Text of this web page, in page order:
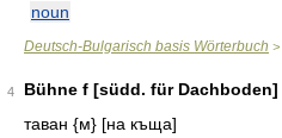
noun
Deutsch-Bulgarisch basis Wörterbuch >
4
Bühne f [südd. für Dachboden]
таван {м} [на къща]